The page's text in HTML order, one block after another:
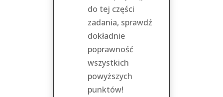
do tej części
zadania, sprawdź
dokładnie
poprawność
wszystkich
powyższych
punktów!